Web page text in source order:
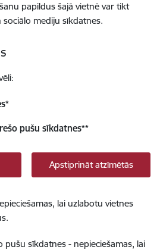
papildus šajā vietnē var tikt
mediju sīkdatnes.
*
pušu sīkdatnes**
Apstiprināt atzīmētās
lai uzlabotu vietnes
pušu sīkdatnes - nepieciešamas, lai